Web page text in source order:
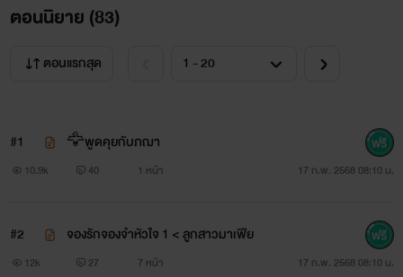
ตอนนิยาย (83)
ตอนแรกสุด
#1 🦅พูดคุยกับภฌา
10.9k 40 1 หน้า 17 ก.พ. 2568 08:10 น.
#2 จองรักจองจำหัวใจ 1 < ลูกสาวมาเฟีย
12k 27 7 หน้า 17 ก.พ. 2568 08:10 น.